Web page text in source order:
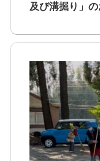
及び溝掘り」